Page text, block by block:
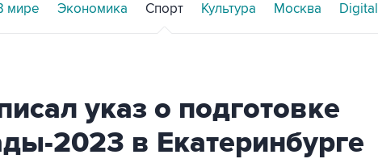
мире Экономика Спорт Культура Москва Digital
указ о подготовке
2023 в Екатеринбурге